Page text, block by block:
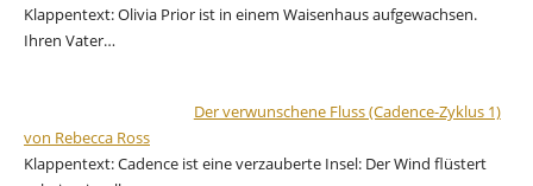
Klappentext: Olivia Prior ist in einem Waisenhaus aufgewachsen.
Ihren Vater…
Der verwunschene Fluss (Cadence-Zyklus 1)
von Rebecca Ross
Klappentext: Cadence ist eine verzauberte Insel: Der Wind flüstert